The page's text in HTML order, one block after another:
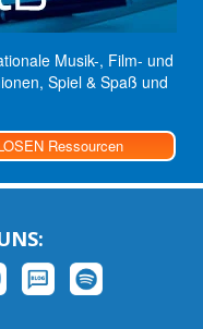
Musik-, Film- und
Spiel & Spaß und
Ressourcen